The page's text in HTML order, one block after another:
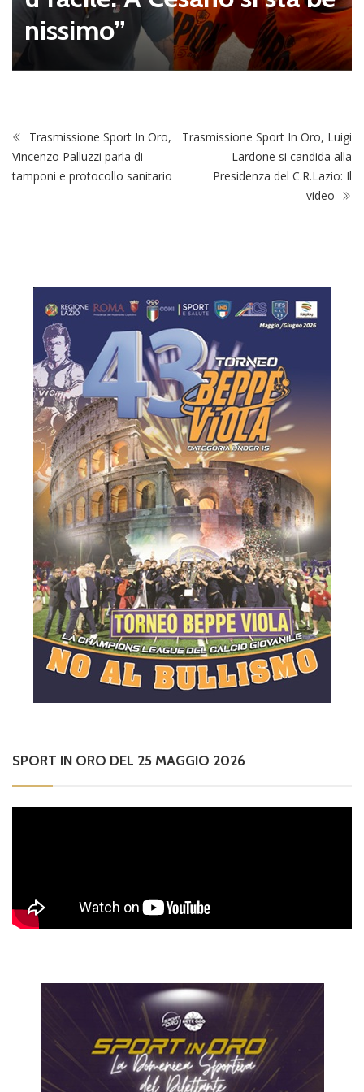
nissimo”
Trasmissione Sport In Oro,
Vincenzo Palluzzi parla di
tamponi e protocollo sanitario
Trasmissione Sport In Oro, Luigi
Lardone si candida alla
Presidenza del C.R.Lazio: Il
video
SPORT IN ORO DEL 25 MAGGIO 2026